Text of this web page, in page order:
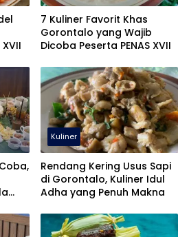
7 Kuliner Favorit Khas
Gorontalo yang Wajib
Dicoba Peserta PENAS XVII
Kuliner
Rendang Kering Usus Sapi
di Gorontalo, Kuliner Idul
Adha yang Penuh Makna